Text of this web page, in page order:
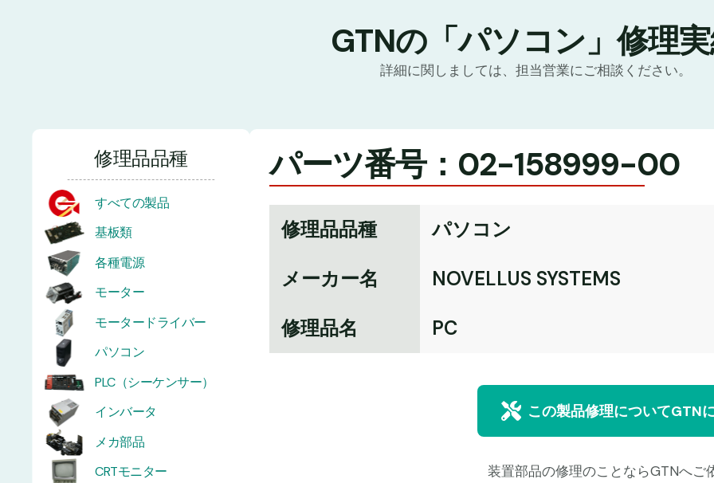
GTNの「パソコン」修理
詳細に関しましては、担当営業にご相談ください。
修理品品種
すべての製品
基板類
各種電源
モーター
モータードライバー
パソコン
PLC（シーケンサー）
インバータ
メカ部品
CRTモニター
パーツ番号：02-158999-00
修理品品種
パソコン
メーカー名
NOVELLUS SYSTEMS
修理品名
PC
この製品修理についてGTN
装置部品の修理のことならGTNへご